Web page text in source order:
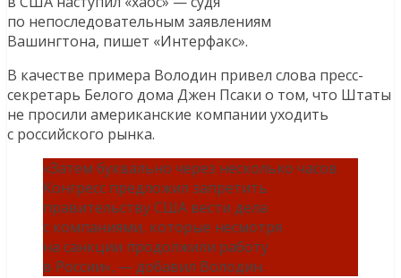
по непоследовательным заявлениям
Вашингтона, пишет «Интерфакс».
В качестве примера Володин привел слова пресс-
секретарь Белого дома Джен Псаки о том, что Штаты
не просили американские компании уходить
с российского рынка.
«Затем буквально через несколько часов
Конгресс предложил запретить
правительству США вести дела
с компаниями, которые несмотря
на санкции продолжили работу
в России», — добавил Володин.